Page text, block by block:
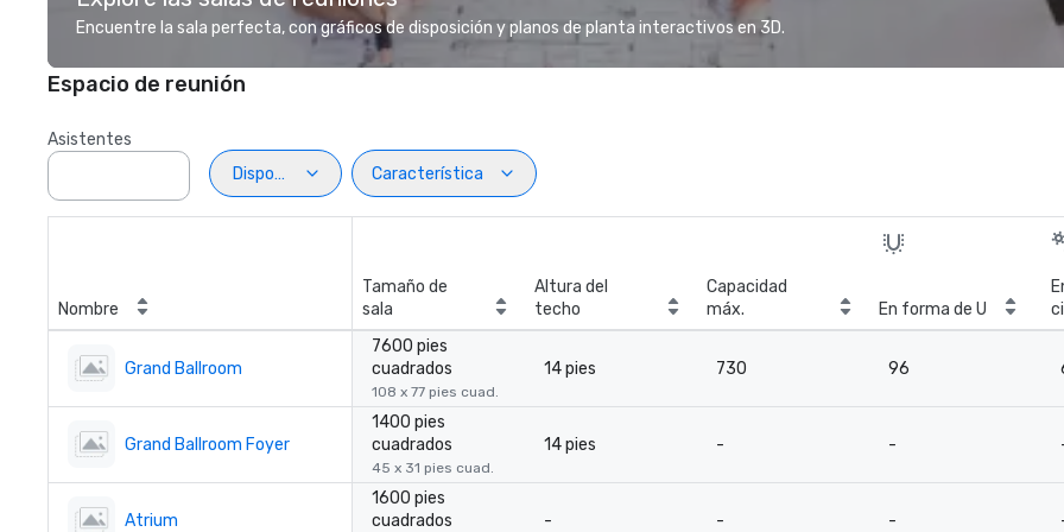
Encuentre la sala perfecta, con gráficos de disposición y planos de planta interactivos en 3D.
Espacio de reunión
Asistentes
Disposiciön
Característica
Nombre
Tamaño de
sala
Altura del
techo
Capacidad
máx.
En forma de U
Grand Ballroom
7600 pies
cuadrados
108 x 77 pies cuad.
14 pies 730 96
Grand Ballroom Foyer
1400 pies
cuadrados
45 x 31 pies cuad.
14 pies - -
Atrium
1600 pies
cuadrados
- - -